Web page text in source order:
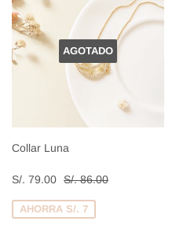
AGOTADO
Collar Luna
Precio
de
venta
S/. 79.00 S/.
79.00
Precio habitual
S/. 86.00
AHORRA S/. 7